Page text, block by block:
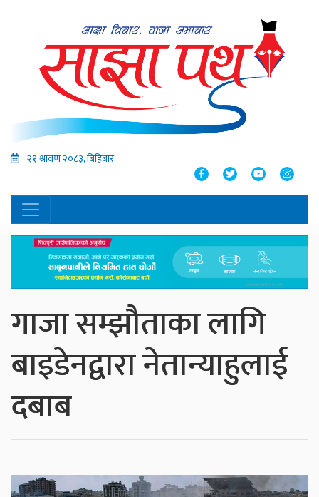
२१ श्रावण २०८३, बिहिबार
गाजा सम्झौताका लागि
बाइडेनद्वारा नेतान्याहुलाई
दबाब